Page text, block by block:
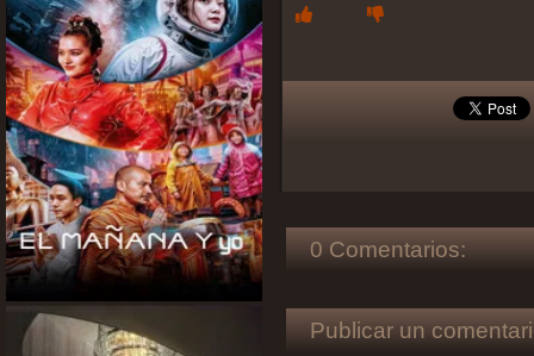
0 Comentarios:
Publicar un